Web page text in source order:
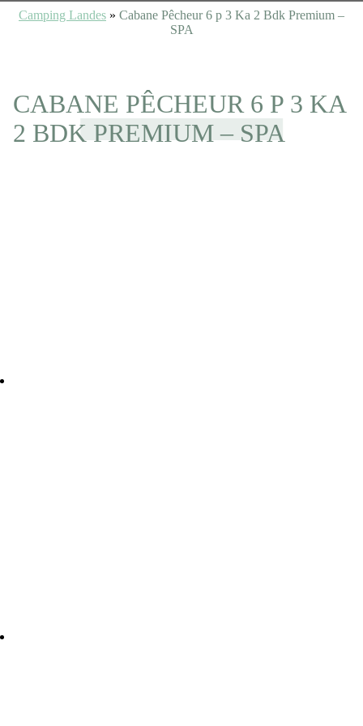
Camping Landes » Cabane Pêcheur 6 p 3 Ka 2 Bdk Premium –
SPA
CABANE PÊCHEUR 6 P 3 KA
2 BDK PREMIUM – SPA